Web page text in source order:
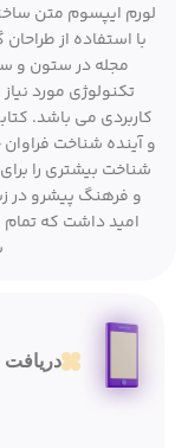
لورم ایپسوم متن
با استفاده از
مجله در ستون و
تکنولوژی مورد
کاربردی می باشد.
و آینده شناخت فراوان
شناخت بیشتری را
و فرهنگ پیشرو در
امید داشت که تمام
دریافت